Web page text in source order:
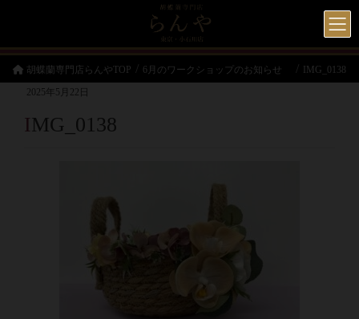
胡蝶蘭専門店らんやTOP 6月のワークショップのお知らせ
IMG_0138
2025年5月22日
IMG_0138